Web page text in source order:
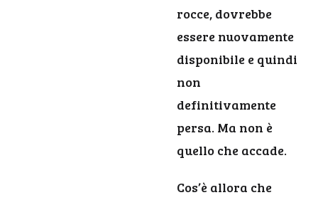
rocce, dovrebbe
essere nuovamente
disponibile e quindi
non
definitivamente
persa. Ma non è
quello che accade.
Cos’è allora che